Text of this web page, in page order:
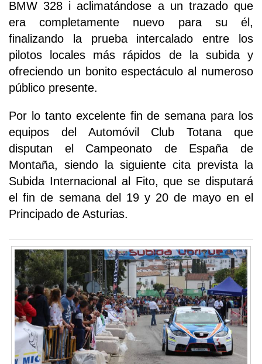
BMW 328 i aclimatándose a un trazado que
era completamente nuevo para su él,
finalizando la prueba intercalado entre los
pilotos locales más rápidos de la subida y
ofreciendo un bonito espectáculo al numeroso
público presente.
Por lo tanto excelente fin de semana para los
equipos del Automóvil Club Totana que
disputan el Campeonato de España de
Montaña, siendo la siguiente cita prevista la
Subida Internacional al Fito, que se disputará
el fin de semana del 19 y 20 de mayo en el
Principado de Asturias.